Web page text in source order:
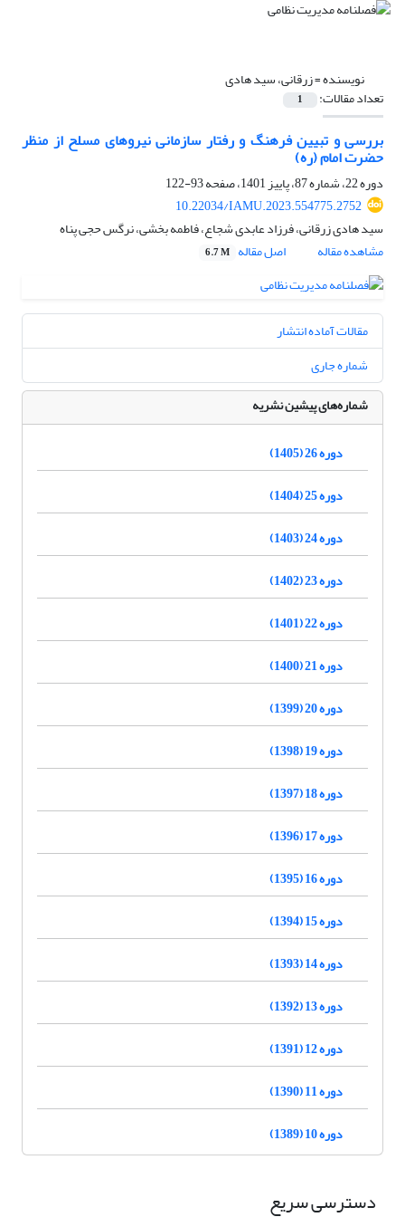
نویسنده =زرقانی، سید هادی
تعداد مقالات: 1
بررسی و تبیین فرهنگ و رفتار سازمانی نیروهای مسلح از منظر
حضرت امام (ره)
دوره 22، شماره 87، پاییز 1401، صفحه
93-122
10.22034/IAMU.2023.554775.2752
سید هادی زرقانی، فرزاد عابدی شجاع، فاطمه بخشی، نرگس حجی پناه
مشاهده مقاله
اصل مقاله 6.7 M
مقالات آماده انتشار
شماره جاری
شماره‌های پیشین نشریه
دوره 26 (1405)
دوره 25 (1404)
دوره 24 (1403)
دوره 23 (1402)
دوره 22 (1401)
دوره 21 (1400)
دوره 20 (1399)
دوره 19 (1398)
دوره 18 (1397)
دوره 17 (1396)
دوره 16 (1395)
دوره 15 (1394)
دوره 14 (1393)
دوره 13 (1392)
دوره 12 (1391)
دوره 11 (1390)
دوره 10 (1389)
دسترسی سریع